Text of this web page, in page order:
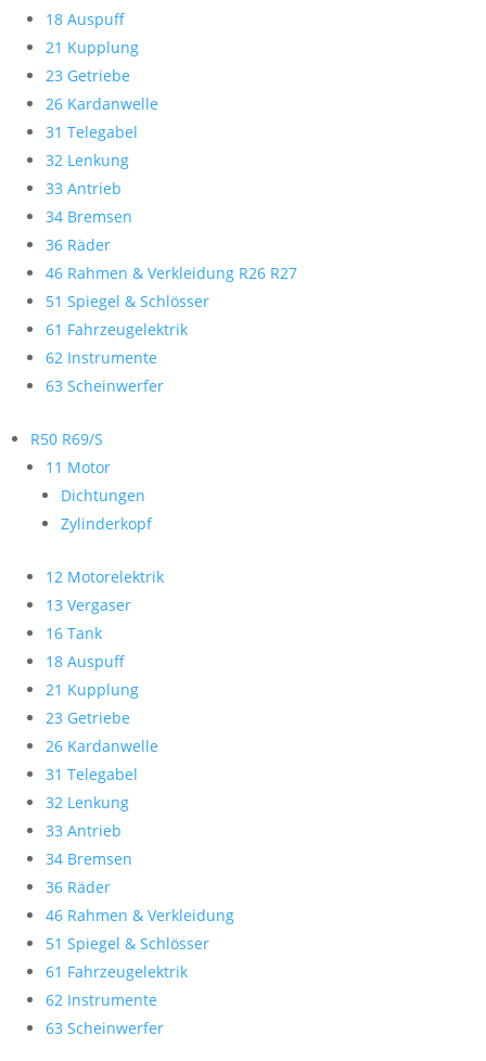
18 Auspuff
21 Kupplung
23 Getriebe
26 Kardanwelle
31 Telegabel
32 Lenkung
33 Antrieb
34 Bremsen
36 Räder
46 Rahmen & Verkleidung R26 R27
51 Spiegel & Schlösser
61 Fahrzeugelektrik
62 Instrumente
63 Scheinwerfer
R50 R69/S
11 Motor
Dichtungen
Zylinderkopf
12 Motorelektrik
13 Vergaser
16 Tank
18 Auspuff
21 Kupplung
23 Getriebe
26 Kardanwelle
31 Telegabel
32 Lenkung
33 Antrieb
34 Bremsen
36 Räder
46 Rahmen & Verkleidung
51 Spiegel & Schlösser
61 Fahrzeugelektrik
62 Instrumente
63 Scheinwerfer